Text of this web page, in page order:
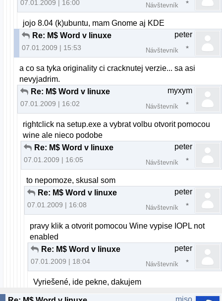
07.01.2009 | 16:00 Návštevník
jojo 8.04 (k)ubuntu, mam Gnome aj KDE
Re: M$ Word v linuxe
07.01.2009 | 15:53
peter
Návštevník
a co sa tyka originality ci cracknutej verzie... sa asi
nevyjadrim.
Re: M$ Word v linuxe
07.01.2009 | 16:02
myxym
Návštevník
rightclick na setup.exe a vybrat volbu otvorit pomocou
wine ale nieco podobe
Re: M$ Word v linuxe
07.01.2009 | 16:05
peter
Návštevník
to nepomoze, skusal som
Re: M$ Word v linuxe
07.01.2009 | 16:08
peter
Návštevník
pravy klik a otvorit pomocou Wine vypise IOPL not
enabled
Re: M$ Word v linuxe
07.01.2009 | 18:04
peter
Návštevník
Vyriešené, ide pekne, dakujem
miso